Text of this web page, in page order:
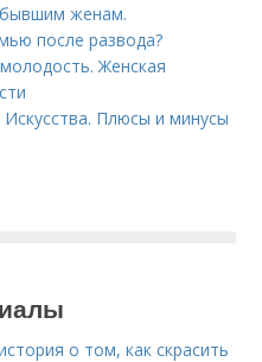
женам.
после развода?
Женская
Плюсы и минусы
о том, как скрасить